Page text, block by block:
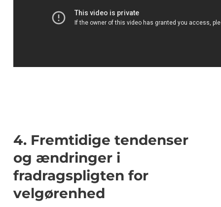
4. Fremtidige tendenser
og ændringer i
fradragspligten for
velgørenhed